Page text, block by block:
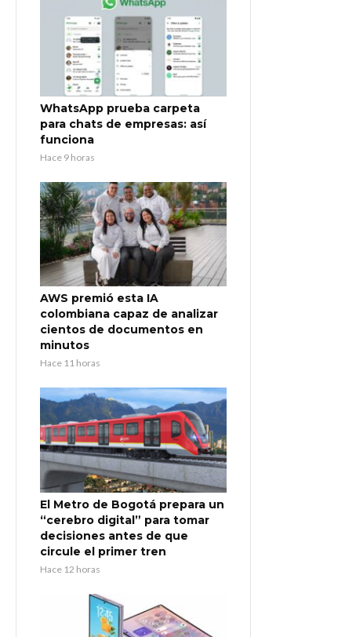
WhatsApp prueba carpeta
para chats de empresas: así
funciona
Hace 9 horas
AWS premió esta IA
colombiana capaz de analizar
cientos de documentos en
minutos
Hace 11 horas
El Metro de Bogotá prepara un
“cerebro digital” para tomar
decisiones antes de que
circule el primer tren
Hace 12 horas